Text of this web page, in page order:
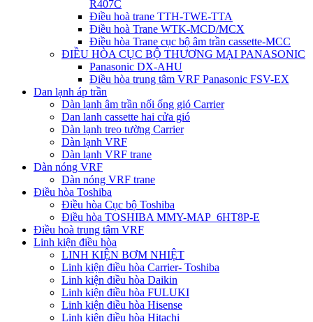
R407C
Điều hoà trane TTH-TWE-TTA
Điều hoà Trane WTK-MCD/MCX
Điều hòa Trane cục bộ âm trần cassette-MCC
ĐIỀU HÒA CỤC BỘ THƯƠNG MẠI PANASONIC
Panasonic DX-AHU
Điều hòa trung tâm VRF Panasonic FSV-EX
Dan lạnh áp trần
Dàn lạnh âm trần nối ống gió Carrier
Dan lanh cassette hai cửa gió
Dàn lạnh treo tường Carrier
Dàn lạnh VRF
Dàn lạnh VRF trane
Dàn nóng VRF
Dàn nóng VRF trane
Điều hòa Toshiba
Điều hòa Cục bộ Toshiba
Điều hòa TOSHIBA MMY-MAP_6HT8P-E
Điều hoà trung tâm VRF
Linh kiện điều hòa
LINH KIỆN BƠM NHIỆT
Linh kiện điều hòa Carrier- Toshiba
Linh kiện điều hòa Daikin
Linh kiện điều hòa FULUKI
Linh kiện điều hòa Hisense
Linh kiện điều hòa Hitachi